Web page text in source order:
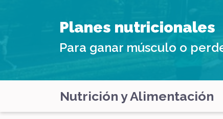
Planes nutricionales
Para ganar músculo o
Nutrición y Alimentación